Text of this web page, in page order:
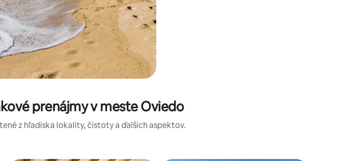
prenájmy v meste Oviedo
z hľadiska lokality, čistoty a ďalších aspektov.